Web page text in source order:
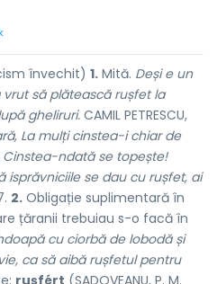
învechit) 1. Mită. Deși e un
să plătească rușfet la
gheliruri. CAMIL PETRESCU,
La mulți cinstea-i chiar de
ndată se topește!
isprăvniciile se dau cu rușfet, ai
2. Obligație suplimentară în
țăranii trebuiau s-o facă în
cu ciorbă de lobodă și
ca să aibă rușfetul pentru
rușfért (SADOVEANU, P. M.